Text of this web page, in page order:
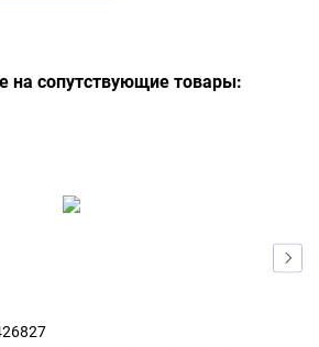
на сопутствующие товары: